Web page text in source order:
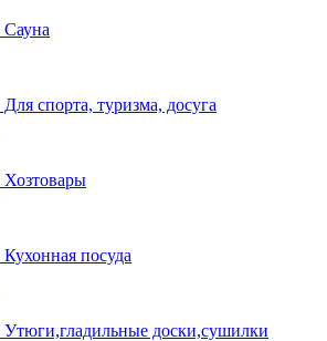
Сауна
Для спорта, туризма, досуга
Хозтовары
Кухонная посуда
Утюги,гладильные доски,сушилки